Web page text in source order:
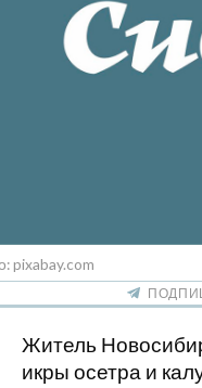
pixabay.com
Житель
икры осетра и